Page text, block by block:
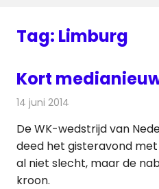
Tag: Limburg
Kort
14 juni 2014
De WK-wedstrijd van
deed het gisteravond met
al niet slecht, maar de
kroon.